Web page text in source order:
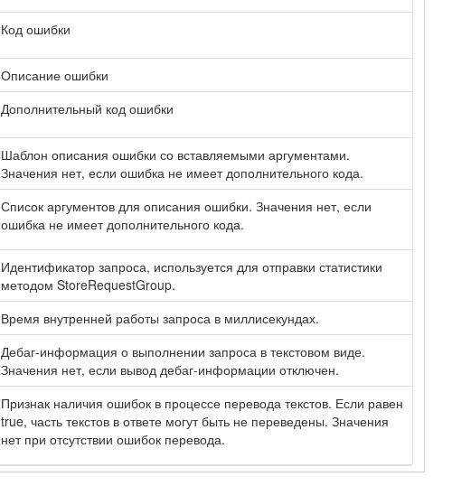
Код ошибки
Описание ошибки
Дополнительный код ошибки
Шаблон описания ошибки со вставляемыми аргументами.
Значения нет, если ошибка не имеет дополнительного кода.
Список аргументов для описания ошибки. Значения нет, если
ошибка не имеет дополнительного кода.
Идентификатор запроса, используется для отправки статистики
методом StoreRequestGroup.
Время внутренней работы запроса в миллисекундах.
Дебаг-информация о выполнении запроса в текстовом виде.
Значения нет, если вывод дебаг-информации отключен.
Признак наличия ошибок в процессе перевода текстов. Если равен
true, часть текстов в ответе могут быть не переведены. Значения
нет при отсутствии ошибок перевода.